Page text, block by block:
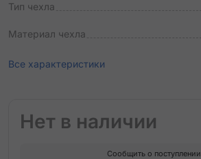
Тип чехла
Материал чехла
Все характеристики
Нет в наличии
Сообщить о поступлении